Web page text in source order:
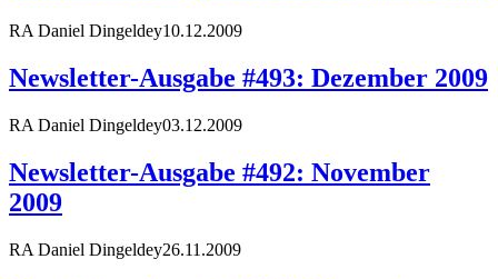
RA Daniel Dingeldey10.12.2009
Newsletter-Ausgabe #493: Dezember 2009
RA Daniel Dingeldey03.12.2009
Newsletter-Ausgabe #492: November
2009
RA Daniel Dingeldey26.11.2009